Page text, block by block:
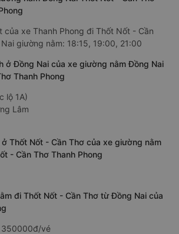
của xe Thanh Phong đi Thốt Nốt - Cần
giường nằm: 18:15, 19:00, 21:00
ở Đồng Nai của xe giường nằm Đồng Nai
Thanh Phong
lộ 1A)
Lâm
Thốt Nốt - Cần Thơ của xe giường nằm
- Cần Thơ Thanh Phong
đi Thốt Nốt - Cần Thơ từ Đồng Nai của
350000đ/vé